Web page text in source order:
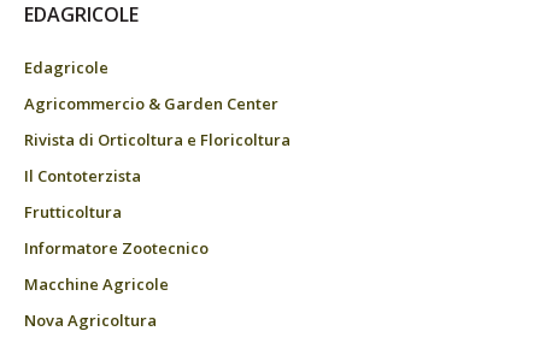
EDAGRICOLE
Edagricole
Agricommercio & Garden Center
Rivista di Orticoltura e Floricoltura
Il Contoterzista
Frutticoltura
Informatore Zootecnico
Macchine Agricole
Nova Agricoltura